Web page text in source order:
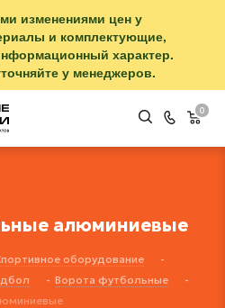
изменениями цен у
и комплектующие,
характер.
у менеджеров.
0
алюминиевые
оборудование
-
- Ворота футбольные
-